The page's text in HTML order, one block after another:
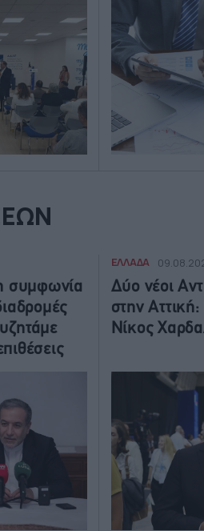
συμφωνία
ΕΛΛΑΔΑ
Δύο νέοι
στην
Νίκος